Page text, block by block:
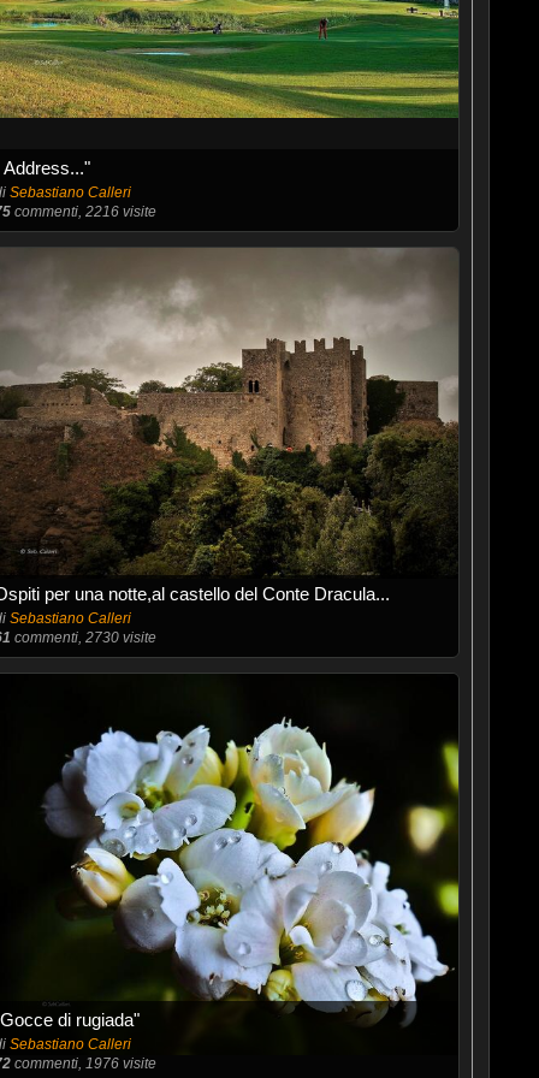
Address..."
Sebastiano Calleri
commenti, 2216 visite
per una notte,al castello del Conte Dracula...
Sebastiano Calleri
commenti, 2730 visite
di rugiada"
Sebastiano Calleri
commenti, 1976 visite